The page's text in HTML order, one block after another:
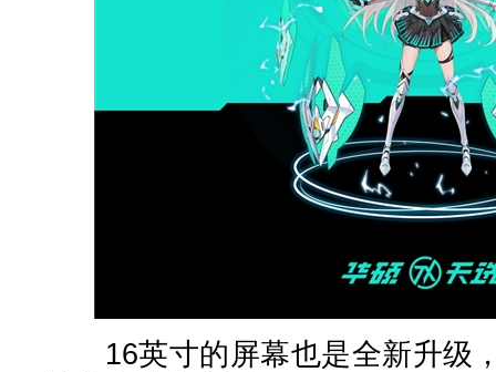
16英寸的屏幕也是全新升级